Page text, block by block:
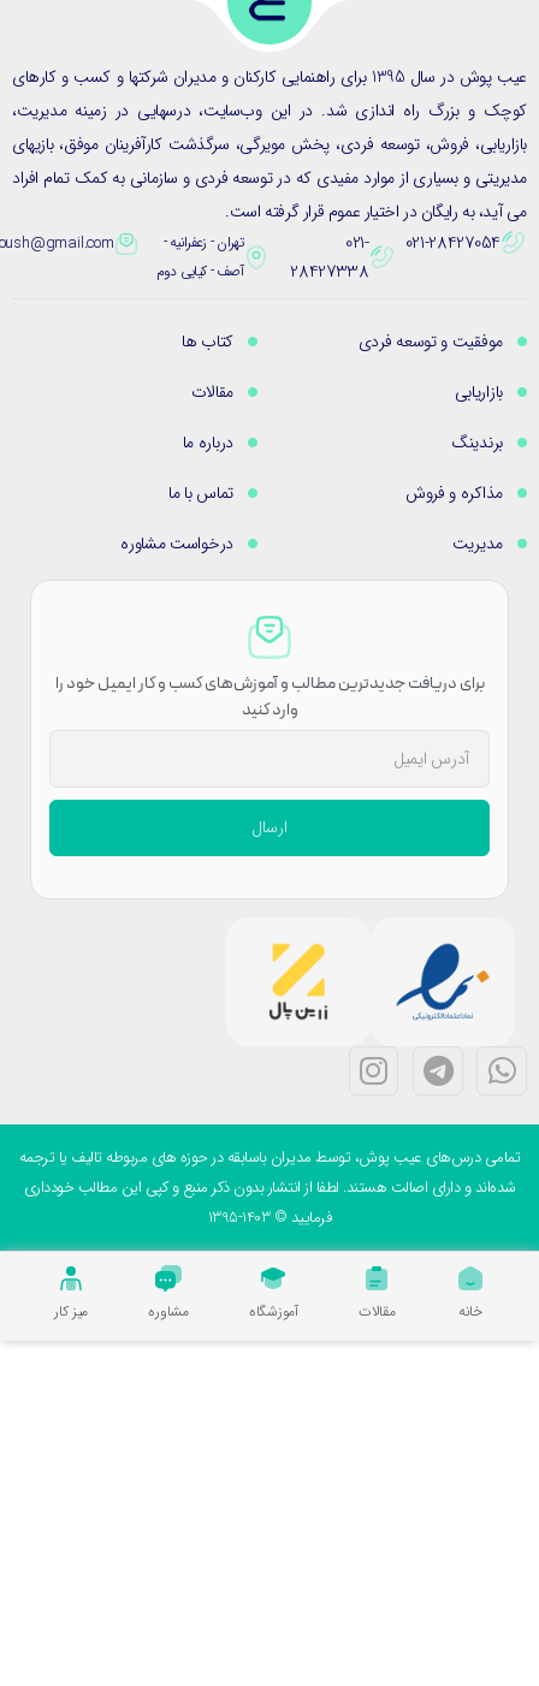
عیب پوش در سال 1395 برای راهنمایی کارکنان و مدیران شرکتها و کسب و کارهای
و بزرگ راه اندازی شد. در این وب‌سایت، درسهایی در زمینه مدیریت،
فروش، توسعه فردی، پخش مویرگی، سرگذشت کارآفرینان موفق، بازیهای
و بسیاری از موارد مفیدی که در توسعه فردی و سازمانی به کمک تمام افراد
به رایگان در اختیار عموم قرار گرفته است.
021-28427054
021-
28427338
تهران - زعفرانیه -
آصف - کیایی دوم
eybpoush@gmail.com
موفقیت و توسعه فردی
بازاریابی
برندینگ
مذاکره و فروش
مدیریت
کتاب ها
مقالات
درباره ما
تماس با ما
درخواست مشاوره
برای دریافت جدیدترین مطالب و آموزش‌های کسب و کار ایمیل خود را
وارد کنید
ارسال
درس‌های عیب پوش، توسط مدیران باسابقه در حوزه های مربوطه تالیف یا ترجمه
و دارای اصالت هستند. لطفا از انتشار بدون ذکر منبع و کپی این مطالب خودداری
فرمایید © 1403-1395
مقالات آموزشگاه مشاوره